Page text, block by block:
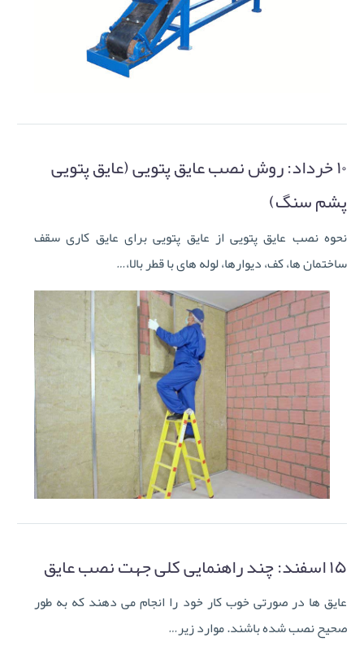
۱۰ خرداد:
روش نصب عایق پتویی (عایق پتویی
پشم سنگ)
نحوه نصب عایق پتویی از عایق پتویی برای عایق کاری سقف
ساختمان ها، کف، دیوارها، لوله های با قطر بالا،…
۱۵ اسفند: چند راهنمایی کلی جهت نصب عایق
عایق ها در صورتی خوب کار خود را انجام می دهند که به طور
صحیح نصب شده باشند. موارد زیر…